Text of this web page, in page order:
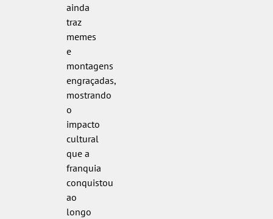
ainda
traz
memes
e
montagens
engraçadas,
mostrando
o
impacto
cultural
que a
franquia
conquistou
ao
longo